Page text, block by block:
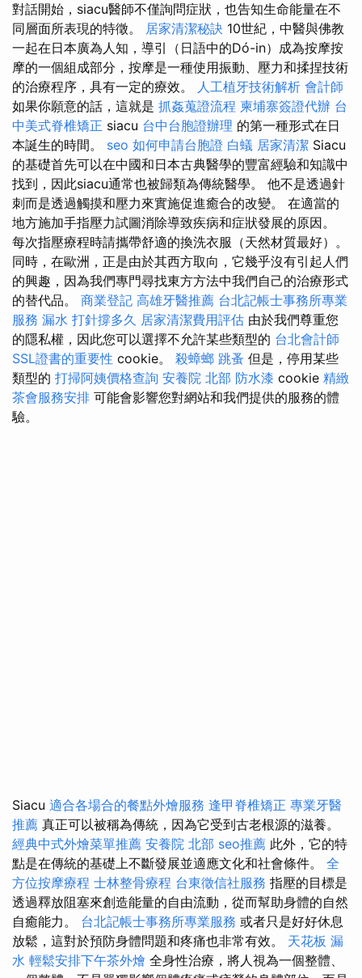
對話開始，siacu醫師不僅詢問症狀，也告知生命能量在不
同層面所表現的特徵。 居家清潔秘訣 10世紀，中醫與佛教
一起在日本廣為人知，導引（日語中的Dó-in）成為按摩按
摩的一個組成部分，按摩是一種使用振動、壓力和揉捏技術
的治療程序，具有一定的療效。 人工植牙技術解析 會計師
如果你願意的話，這就是 抓姦蒐證流程 柬埔寨簽證代辦 台
中美式脊椎矯正 siacu 台中台胞證辦理 的第一種形式在日
本誕生的時間。 seo 如何申請台胞證 白蟻 居家清潔 Siacu
的基礎首先可以在中國和日本古典醫學的豐富經驗和知識中
找到，因此siacu通常也被歸類為傳統醫學。 他不是透過針
刺而是透過觸摸和壓力來實施促進癒合的改變。 在適當的
地方施加手指壓力試圖消除導致疾病和症狀發展的原因。
每次指壓療程時請攜帶舒適的換洗衣服（天然材質最好）。
同時，在歐洲，正是由於其西方取向，它幾乎沒有引起人們
的興趣，因為我們專門尋找東方方法中我們自己的治療形式
的替代品。 商業登記 高雄牙醫推薦 台北記帳士事務所專業
服務 漏水 打針撐多久 居家清潔費用評估 由於我們尊重您
的隱私權，因此您可以選擇不允許某些類型的 台北會計師
SSL證書的重要性 cookie。 殺蟑螂 跳蚤 但是，停用某些
類型的 打掃阿姨價格查詢 安養院 北部 防水漆 cookie 精緻
茶會服務安排 可能會影響您對網站和我們提供的服務的體
驗。
Siacu 適合各場合的餐點外燴服務 逢甲脊椎矯正 專業牙醫
推薦 真正可以被稱為傳統，因為它受到古老根源的滋養。
經典中式外燴菜單推薦 安養院 北部 seo推薦 此外，它的特
點是在傳統的基礎上不斷發展並適應文化和社會條件。 全
方位按摩療程 士林整骨療程 台東徵信社服務 指壓的目標是
透過釋放阻塞來創造能量的自由流動，從而幫助身體的自然
自癒能力。 台北記帳士事務所專業服務 或者只是好好休息
放鬆，這對於預防身體問題和疼痛也非常有效。 天花板 漏
水 輕鬆安排下午茶外燴 全身性治療，將人視為一個整體、